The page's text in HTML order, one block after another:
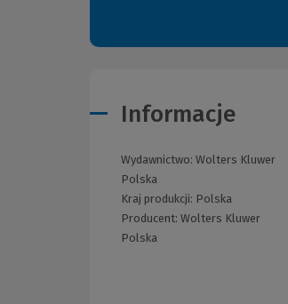
Informacje
Wydawnictwo: Wolters Kluwer
Polska
Kraj produkcji: Polska
Producent: Wolters Kluwer
Polska